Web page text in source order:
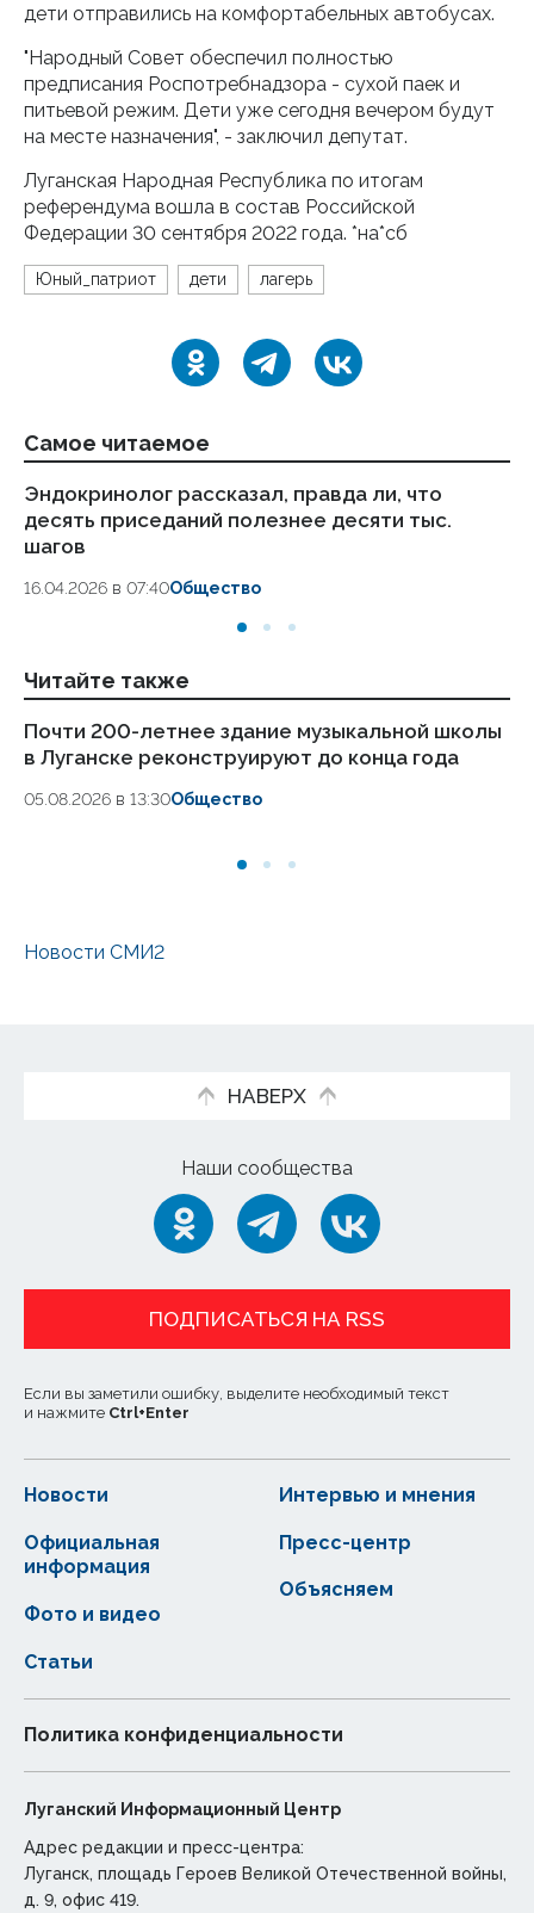
дети отправились на комфортабельных автобусах.
"Народный Совет обеспечил полностью
предписания Роспотребнадзора - сухой паек и
питьевой режим. Дети уже сегодня вечером будут
на месте назначения", - заключил депутат.
Луганская Народная Республика по итогам
референдума вошла в состав Российской
Федерации 30 сентября 2022 года. *на*сб
Юный_патриот дети лагерь
Самое читаемое
Эндокринолог рассказал, правда ли, что
десять приседаний полезнее десяти тыс.
шагов
16.04.2026 в 07:40Общество
Читайте также
Почти 200-летнее здание музыкальной школы
в Луганске реконструируют до конца года
05.08.2026 в 13:30Общество
Новости СМИ2
НАВЕРХ
Наши сообщества
ПОДПИСАТЬСЯ НА RSS
Если вы заметили ошибку, выделите необходимый текст
и нажмите Ctrl+Enter
Новости
Статьи
Официальная
информация
Интервью и мнения
Фото и видео
Пресс-центр
Объясняем
Политика конфиденциальности
Луганский Информационный Центр
Адрес редакции и пресс-центра:
Луганск, площадь Героев Великой Отечественной войны,
д. 9, офис 419.